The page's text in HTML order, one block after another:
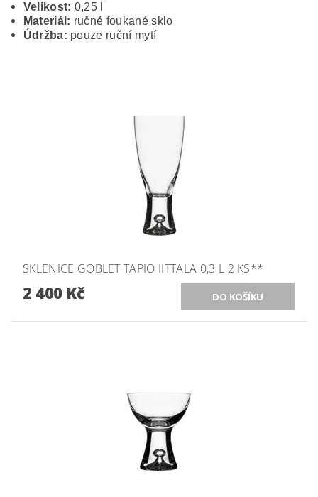
Velikost: 0,25 l
Materiál: ručně foukané sklo
Údržba: pouze ruční mytí
SKLENICE GOBLET TAPIO IITTALA 0,3 L 2 KS**
2 400 Kč